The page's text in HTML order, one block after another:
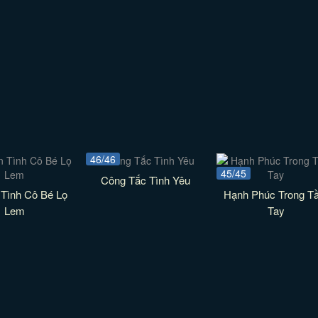
Cô Bé Lọ
Lem
46/46
Công Tắc Tình Yêu 45/45
Hạnh Phúc Trong
Tay